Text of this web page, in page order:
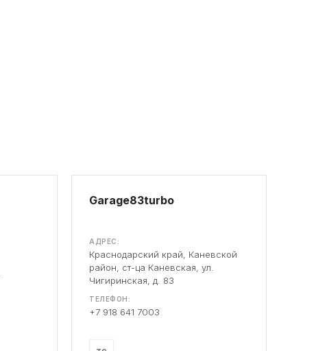
Garage83turbo
АДРЕС:
Краснодарский край, Каневской
район, ст-ца Каневская, ул.
Чигиринская, д. 83
ТЕЛЕФОН:
+7 918 641 7003